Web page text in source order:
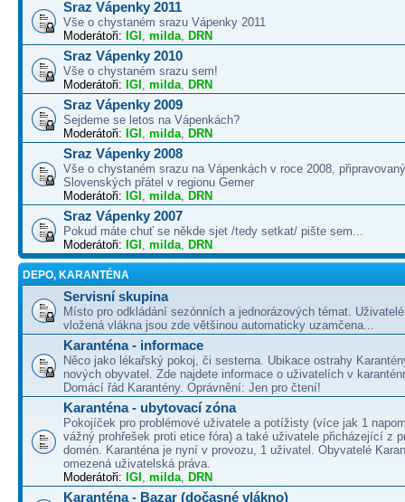
Sraz Vápenky 2011
Vše o chystaném srazu Vápenky 2011
Moderátoři: IGI , milda, DRN
Sraz Vápenky 2010
Vše o chystaném srazu sem!
Moderátoři: IGI , milda, DRN
Sraz Vápenky 2009
Sejdeme se letos na Vápenkách?
Moderátoři: IGI , milda, DRN
Sraz Vápenky 2008
Vše o chystaném srazu na Vápenkách v roce 2008,
Slovenských přátel v regionu Gemer
Moderátoři: IGI , milda, DRN
Sraz Vápenky 2007
Pokud máte chuť se někde sjet /tedy setkat/ pište sem...
Moderátoři: IGI , milda, DRN
DEPO, KARANTÉNA
Servisní skupina
Místo pro odkládání sezónních a jednorázových témat.
vložená vlákna jsou zde většinou automaticky uzamčena...
Karanténa - informace
Něco jako lékařský pokoj, či sesterna. Ubikace ostrahy
nových obyvatel. Zde najdete informace o uživatelích v
Domácí řád Karantény. Oprávnění: Jen pro čtení!
Karanténa - ubytovací zóna
Pokojíček pro problémové uživatele a potížisty (více jak 1
vážný prohřešek proti etice fóra) a také uživatele přicházející z
domén. Karanténa je nyní v provozu, 1 uživatel. Obyvatelé
omezená uživatelská práva.
Moderátoři: IGI , milda, DRN
Karanténa - Bazar (dočasné vlákno)